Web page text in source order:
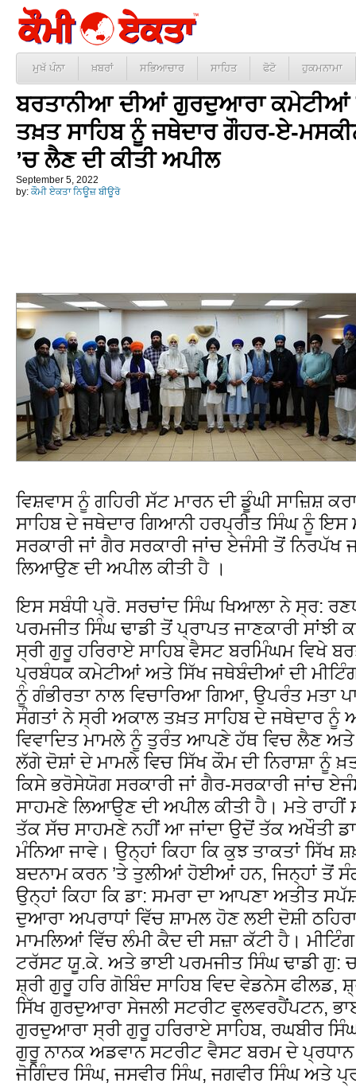
ਮੁਖੱ ਪੰਨਾ ਖ਼ਬਰਾਂ ਸਭਿਆਚਾਰ ਸਾਹਿਤ ਫੋਟੋ ਹੁਕਮਨਾਮਾ
ਬਰਤਾਨੀਆ ਦੀਆਂ ਗੁਰਦੁਆਰਾ ਕਮੇਟੀਆਂ
ਤਖ਼ਤ ਸਾਹਿਬ ਨੂੰ ਜਥੇਦਾਰ ਗੌਹਰ-ਏ-
’ਚ ਲੈਣ ਦੀ ਕੀਤੀ ਅਪੀਲ
September 5, 2022
by: ਕੌਮੀ ਏਕਤਾ ਨਿਊਜ਼ ਬੀਊਰੋ
ਵਿਸ਼ਵਾਸ ਨੂੰ ਗਹਿਰੀ ਸੱਟ ਮਾਰਨ ਦੀ ਡੂੰਘੀ ਸਾਜ਼ਿਸ਼
ਸਾਹਿਬ ਦੇ ਜਥੇਦਾਰ ਗਿਆਨੀ ਹਰਪ੍ਰੀਤ ਸਿੰਘ ਨੂੰ ਇਸ
ਸਰਕਾਰੀ ਜਾਂ ਗੈਰ ਸਰਕਾਰੀ ਜਾਂਚ ਏਜੰਸੀ ਤੋਂ
ਲਿਆਉਣ ਦੀ ਅਪੀਲ ਕੀਤੀ ਹੈ ।
ਇਸ ਸਬੰਧੀ ਪ੍ਰੋ. ਸਰਚਾਂਦ ਸਿੰਘ ਖਿਆਲਾ ਨੇ ਸ੍ਰ:
ਪਰਮਜੀਤ ਸਿੰਘ ਢਾਡੀ ਤੋਂ ਪ੍ਰਾਪਤ ਜਾਣਕਾਰੀ
ਸ੍ਰੀ ਗੁਰੂ ਹਰਿਰਾਏ ਸਾਹਿਬ ਵੈਸਟ ਬਰਮਿੰਘਮ ਵਿਖੇ
ਪ੍ਰਬੰਧਕ ਕਮੇਟੀਆਂ ਅਤੇ ਸਿੱਖ ਜਥੇਬੰਦੀਆਂ ਦੀ
ਨੂੰ ਗੰਭੀਰਤਾ ਨਾਲ ਵਿਚਾਰਿਆ ਗਿਆ, ਉਪਰੰਤ ਮਤਾ
ਸੰਗਤਾਂ ਨੇ ਸ੍ਰੀ ਅਕਾਲ ਤਖ਼ਤ ਸਾਹਿਬ ਦੇ ਜਥੇਦਾਰ ਨੂੰ
ਵਿਵਾਦਿਤ ਮਾਮਲੇ ਨੂੰ ਤੁਰੰਤ ਆਪਣੇ ਹੱਥ ਵਿਚ ਲੈਣ ਅਤੇ
ਲੱਗੇ ਦੋਸ਼ਾਂ ਦੇ ਮਾਮਲੇ ਵਿਚ ਸਿੱਖ ਕੌਮ ਦੀ ਨਿਰਾਸ਼ਾ ਨੂੰ
ਕਿਸੇ ਭਰੋਸੇਯੋਗ ਸਰਕਾਰੀ ਜਾਂ ਗੈਰ-ਸਰਕਾਰੀ ਜਾਂਚ
ਸਾਹਮਣੇ ਲਿਆਉਣ ਦੀ ਅਪੀਲ ਕੀਤੀ ਹੈ। ਮਤੇ ਰਾਹੀਂ
ਤੱਕ ਸੱਚ ਸਾਹਮਣੇ ਨਹੀਂ ਆ ਜਾਂਦਾ ਉਦੋਂ ਤੱਕ ਅਖੌਤੀ
ਮੰਨਿਆ ਜਾਵੇ। ਉਨ੍ਹਾਂ ਕਿਹਾ ਕਿ ਕੁਝ ਤਾਕਤਾਂ ਸਿੱਖ
ਬਦਨਾਮ ਕਰਨ ’ਤੇ ਤੁਲੀਆਂ ਹੋਈਆਂ ਹਨ, ਜਿਨ੍ਹਾਂ ਤੋਂ
ਉਨ੍ਹਾਂ ਕਿਹਾ ਕਿ ਡਾ: ਸਮਰਾ ਦਾ ਆਪਣਾ ਅਤੀਤ
ਦੁਆਰਾ ਅਪਰਾਧਾਂ ਵਿੱਚ ਸ਼ਾਮਲ ਹੋਣ ਲਈ ਦੋਸ਼ੀ
ਮਾਮਲਿਆਂ ਵਿੱਚ ਲੰਮੀ ਕੈਦ ਦੀ ਸਜ਼ਾ ਕੱਟੀ ਹੈ।
ਟਰੱਸਟ ਯੂ.ਕੇ. ਅਤੇ ਭਾਈ ਪਰਮਜੀਤ ਸਿੰਘ ਢਾਡੀ ਗੁ:
ਸ਼੍ਰੀ ਗੁਰੂ ਹਰਿ ਗੋਬਿੰਦ ਸਾਹਿਬ ਵਿਦ ਵੇਡਨੇਸ ਫੀਲਡ,
ਸਿੱਖ ਗੁਰਦੁਆਰਾ ਸੇਜਲੀ ਸਟਰੀਟ ਵੁਲਵਰਹੈਂਪਟਨ,
ਗੁਰਦੁਆਰਾ ਸ੍ਰੀ ਗੁਰੂ ਹਰਿਰਾਏ ਸਾਹਿਬ, ਰਘਬੀਰ
ਗੁਰੂ ਨਾਨਕ ਅਡਵਾਨ ਸਟਰੀਟ ਵੈਸਟ ਬਰਮ ਦੇ
ਜੋਗਿੰਦਰ ਸਿੰਘ, ਜਸਵੀਰ ਸਿੰਘ, ਜਗਵੀਰ ਸਿੰਘ ਅਤੇ